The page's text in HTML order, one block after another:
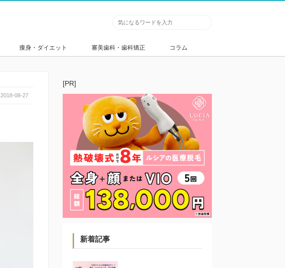
痩身・ダイエット 審美歯科・歯科矯正 コラム
2018-08-27
[PR]
新着記事